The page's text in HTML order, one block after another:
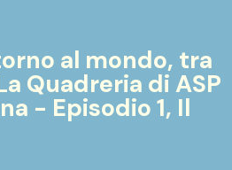
al mondo, tra
Quadreria di ASP
- Episodio 1, Il